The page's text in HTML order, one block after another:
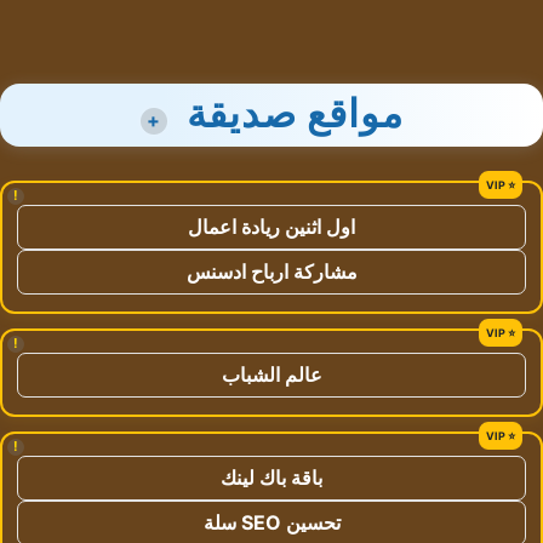
مواقع صديقة +
!
اول اثنين ريادة اعمال
مشاركة ارباح ادسنس
!
عالم الشباب
!
باقة باك لينك
تحسين SEO سلة